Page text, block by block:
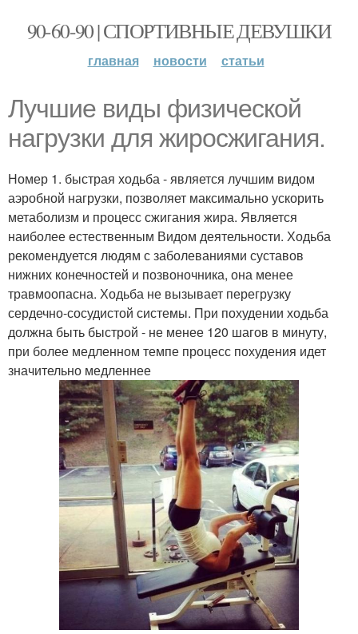
90-60-90 | СПОРТИВНЫЕ ДЕВУШКИ
главная новости статьи
Лучшие виды физической
нагрузки для жиросжигания.
Номер 1. быстрая ходьба - является лучшим видом
аэробной нагрузки, позволяет максимально ускорить
метаболизм и процесс сжигания жира. Является
наиболее естественным Видом деятельности. Ходьба
рекомендуется людям с заболеваниями суставов
нижних конечностей и позвоночника, она менее
травмоопасна. Ходьба не вызывает перегрузку
сердечно-сосудистой системы. При похудении ходьба
должна быть быстрой - не менее 120 шагов в минуту,
при более медленном темпе процесс похудения идет
значительно медленнее